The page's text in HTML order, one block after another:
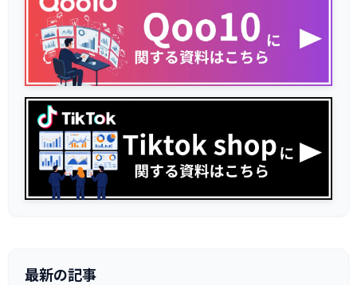
最新の記事